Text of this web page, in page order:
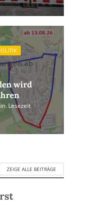
ab
wird
Lesezeit
ZEIGE ALLE BEITRÄGE